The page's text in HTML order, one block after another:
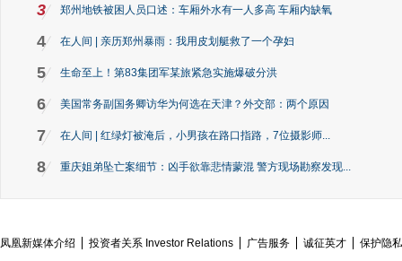
3 郑州地铁被困人员口述：车厢外水有一人多高 车厢内缺氧
4 在人间 | 亲历郑州暴雨：我用皮划艇救了一个孕妇
5 生命至上！第83集团军某旅紧急实施爆破分洪
6 美国常务副国务卿访华为何选在天津？外交部：两个原因
7 在人间 | 红绿灯被淹后，小男孩在路口指路，7位摄影师...
8 重庆姐弟坠亡案细节：凶手欲靠悲情蒙混 警方现场勘察发现...
凤凰新媒体介绍 投资者关系 Investor Relations 广告服务 诚征英才
保护隐